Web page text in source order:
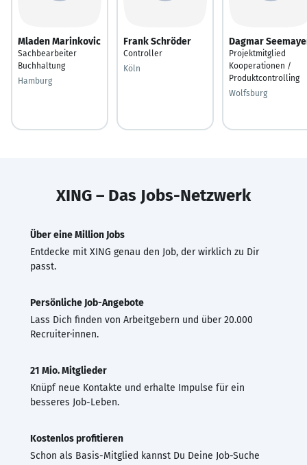
Mladen Marinkovic
Sachbearbeiter
Buchhaltung
Hamburg
Frank Schröder
Controller
Köln
Dagmar
Projektmitglied
Kooperationen /
Produktcontrolling
Wolfsburg
XING – Das Jobs-Netzwerk
Über eine Million Jobs
Entdecke mit XING genau den Job, der wirklich zu Dir
passt.
Persönliche Job-Angebote
Lass Dich finden von Arbeitgebern und über 20.000
Recruiter·innen.
21 Mio. Mitglieder
Knüpf neue Kontakte und erhalte Impulse für ein
besseres Job-Leben.
Kostenlos profitieren
Schon als Basis-Mitglied kannst Du Deine Job-Suche